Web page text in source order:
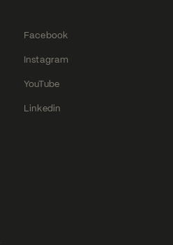
Facebook
Instagram
YouTube
Linkedin